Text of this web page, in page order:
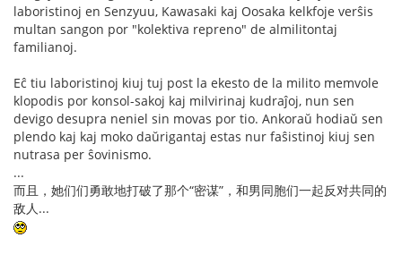
laboristinoj en Senzyuu, Kawasaki kaj Oosaka kelkfoje verŝis
multan sangon por "kolektiva repreno" de almilitontaj
familianoj.
Eĉ tiu laboristinoj kiuj tuj post la ekesto de la milito memvole
klopodis por konsol-sakoj kaj milvirinaj kudraĵoj, nun sen
devigo desupra neniel sin movas por tio. Ankoraŭ hodiaŭ sen
plendo kaj kaj moko daŭrigantaj estas nur faŝistinoj kiuj sen
nutrasa per ŝovinismo.
...
而且，她们们勇敢地打破了那个“密谋”，和男同胞们一起反对共同的
敌人...